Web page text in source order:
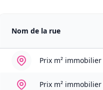
Nom de la rue
Prix m² immobilier
Prix m² immobilier